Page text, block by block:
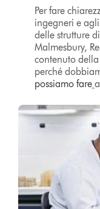
Per fare
ingegneri e
delle strutture
Malmesbury,
contenuto
perché
possiamo fare